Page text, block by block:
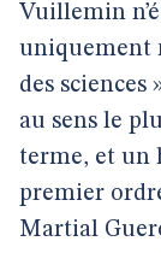
Vuillemin
uniquement
des
au sens le
terme, et un
premier
Martial